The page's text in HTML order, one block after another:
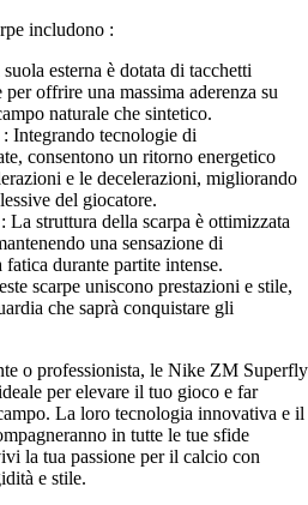
includono :
esterna è dotata di tacchetti
offrire una massima aderenza su
naturale che sintetico.
: Integrando tecnologie di
consentono un ritorno energetico
e le decelerazioni, migliorando
del giocatore.
: La struttura della scarpa è ottimizzata
una sensazione di
durante partite intense.
scarpe uniscono prestazioni e stile,
che saprà conquistare gli
o professionista, le Nike ZM Superfly
per elevare il tuo gioco e far
La loro tecnologia innovativa e il
in tutte le tue sfide
la tua passione per il calcio con
e stile.